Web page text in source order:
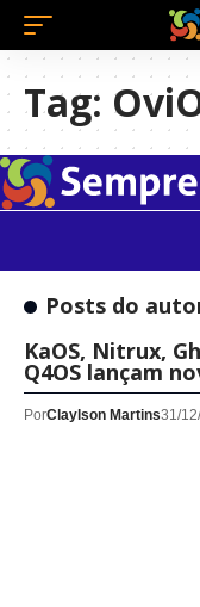
Tag:
Posts do
KaOS, Nitrux,
Q4OS lançam
PorClaylson Martins31/